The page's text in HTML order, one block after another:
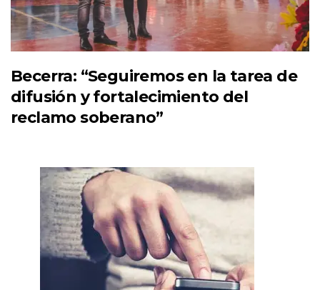
Becerra: “Seguiremos en la tarea de
difusión y fortalecimiento del
reclamo soberano”